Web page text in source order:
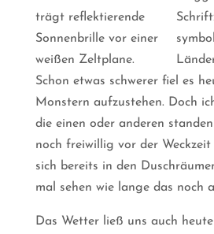
Schon etwas schwerer fiel es
Monstern aufzustehen. Doch
die einen oder anderen
noch freiwillig vor der
sich bereits in den
mal sehen wie lange das noch
Das Wetter ließ uns auch